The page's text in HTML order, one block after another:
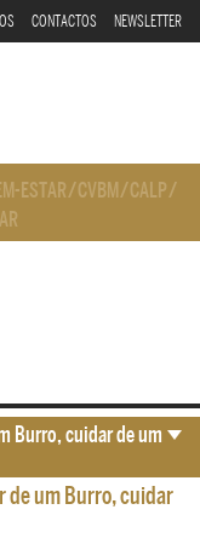
CONTACTOS NEWSLETTER
ESTAR/CVBM/CALP/
de um Burro, cuidar
Burro, cuidar de um